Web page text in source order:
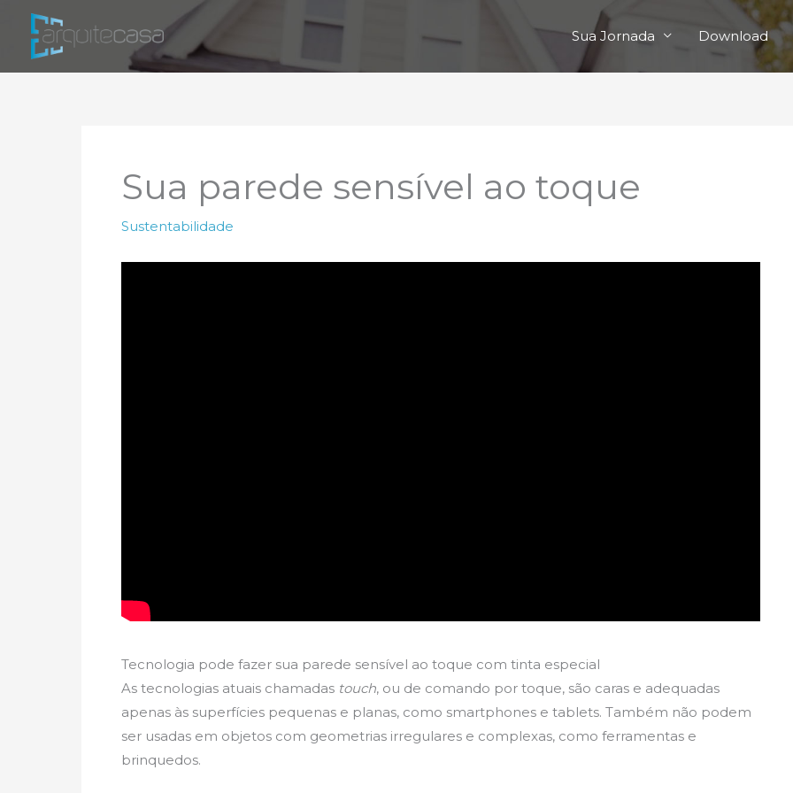
Sua Jornada Download
Sua parede sensível ao toque
Sustentabilidade
Tecnologia pode fazer sua parede sensível ao toque com tinta especial
As tecnologias atuais chamadas touch, ou de comando por toque, são caras e adequadas
apenas às superfícies pequenas e planas, como smartphones e tablets. Também não podem
ser usadas em objetos com geometrias irregulares e complexas, como ferramentas e
brinquedos.